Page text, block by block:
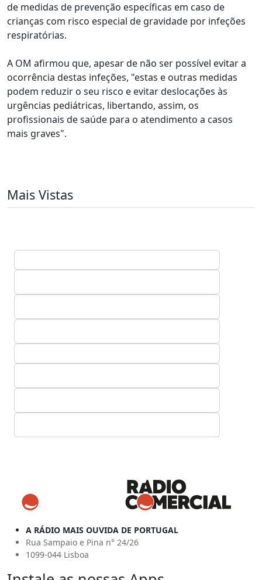
de medidas de prevenção específicas em caso de
crianças com risco especial de gravidade por infeções
respiratórias.
A OM afirmou que, apesar de não ser possível evitar a
ocorrência destas infeções, "estas e outras medidas
podem reduzir o seu risco e evitar deslocações às
urgências pediátricas, libertando, assim, os
profissionais de saúde para o atendimento a casos
mais graves".
Mais Vistas
A RÁDIO MAIS OUVIDA DE PORTUGAL
Rua Sampaio e Pina n° 24/26
1099-044 Lisboa